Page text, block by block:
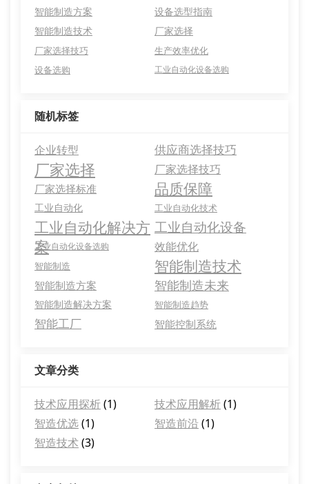
智能制造方案
设备选型指南
智能制造技术
厂家选择
厂家选择技巧
生产效率优化
设备选购
工业自动化设备选购
随机标签
企业转型 供应商选择技巧
厂家选择 厂家选择技巧
厂家选择标准 品质保障
工业自动化 工业自动化技术
工业自动化解决方
案
工业自动化设备
工业自动化设备选购 效能优化
智能制造 智能制造技术
智能制造方案 智能制造未来
智能制造解决方案 智能制造趋势
智能工厂 智能控制系统
文章分类
技术应用探析(1) 技术应用解析(1)
智造优选(1) 智造前沿 (1)
智造技术(3)